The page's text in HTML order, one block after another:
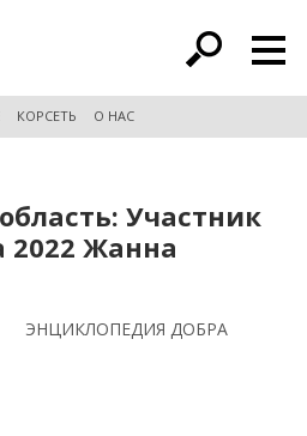
поиск
КОРСЕТЬ О НАС
Участник
Жанна
ЭНЦИКЛОПЕДИЯ ДОБРА